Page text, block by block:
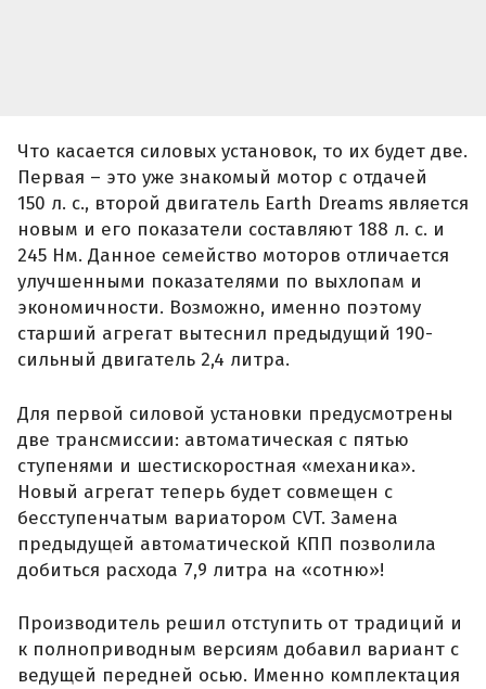
Что касается силовых установок, то их будет две.
Первая – это уже знакомый мотор с отдачей
150 л. с., второй двигатель Earth Dreams является
новым и его показатели составляют 188 л. с. и
245 Нм. Данное семейство моторов отличается
улучшенными показателями по выхлопам и
экономичности. Возможно, именно поэтому
старший агрегат вытеснил предыдущий 190-
сильный двигатель 2,4 литра.
Для первой силовой установки предусмотрены
две трансмиссии: автоматическая с пятью
ступенями и шестискоростная «механика».
Новый агрегат теперь будет совмещен с
бесступенчатым вариатором CVT. Замена
предыдущей автоматической КПП позволила
добиться расхода 7,9 литра на «сотню»!
Производитель решил отступить от традиций и
к полноприводным версиям добавил вариант с
ведущей передней осью. Именно комплектация